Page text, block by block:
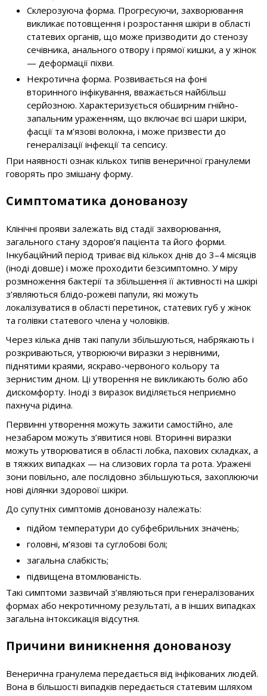
Склерозуюча форма. Прогресуючи, захворювання
викликає потовщення і розростання шкіри в області
статевих органів, що може призводити до стенозу
сечівника, анального отвору і прямої кишки, а у жінок
— деформації піхви.
Некротична форма. Розвивається на фоні
вторинного інфікування, вважається найбільш
серйозною. Характеризується обширним гнійно-
запальним ураженням, що включає всі шари шкіри,
фасції та м’язові волокна, і може призвести до
генералізації інфекції та сепсису.
При наявності ознак кількох типів венеричної гранулеми
говорять про змішану форму.
Симптоматика донованозу
Клінічні прояви залежать від стадії захворювання,
загального стану здоров’я пацієнта та його форми.
Інкубаційний період триває від кількох днів до 3–4 місяців
(іноді довше) і може проходити безсимптомно. У міру
розмноження бактерії та збільшення її активності на шкірі
з’являються блідо-рожеві папули, які можуть
локалізуватися в області перетинок, статевих губ у жінок
та голівки статевого члена у чоловіків.
Через кілька днів такі папули збільшуються, набрякають і
розкриваються, утворюючи виразки з нерівними,
піднятими краями, яскраво-червоного кольору та
зернистим дном. Ці утворення не викликають болю або
дискомфорту. Іноді з виразок виділяється неприємно
пахнуча рідина.
Первинні утворення можуть зажити самостійно, але
незабаром можуть з’явитися нові. Вторинні виразки
можуть утворюватися в області лобка, пахових складках, а
в тяжких випадках — на слизових горла та рота. Уражені
зони повільно, але послідовно збільшуються, захоплюючи
нові ділянки здорової шкіри.
До супутніх симптомів донованозу належать:
підйом температури до субфебрильних значень;
головні, м’язові та суглобові болі;
загальна слабкість;
підвищена втомлюваність.
Такі симптоми зазвичай з’являються при генералізованих
формах або некротичному результаті, а в інших випадках
загальна інтоксикація відсутня.
Причини виникнення донованозу
Венерична гранулема передається від інфікованих людей.
Вона в більшості випадків передається статевим шляхом